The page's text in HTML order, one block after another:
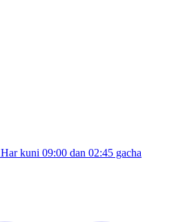
Har kuni 09:00 dan 02:45 gacha